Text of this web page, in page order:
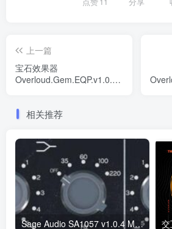
上一篇
宝石效果器
Overloud.Gem.EQP.v1.0.1.Incl.Keygen-
相关推荐
Sage Audio SA1057 v1.0.4 MacOS